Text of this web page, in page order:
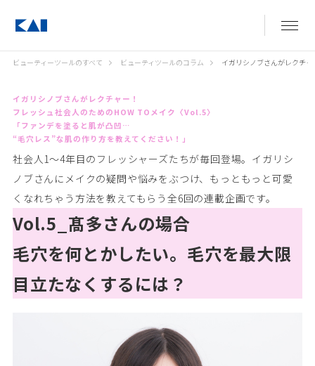
ビューティーツールのすべて ビューティツールのコラム イガリシノブさんがレクチ
イガリシノブさんがレクチャー！
フレッシュ社会人のためのHOW TOメイク〈Vol.5〉
「ファンデを塗ると肌が凸凹…
“毛穴レス”な肌の作り方を教えてください！」
社会人1〜4年目のフレッシャーズたちが毎回登場。イガリシ
ノブさんにメイクの疑問や悩みをぶつけ、もっともっと可愛
くなれちゃう方法を教えてもらう全6回の連載企画です。
Vol.5_髙多さんの場合
毛穴を何とかしたい。毛穴を最大限
目立たなくするには？